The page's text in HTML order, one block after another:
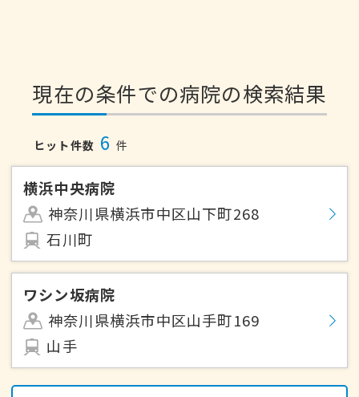
現在の条件での病院の検索結果
ヒット件数 6 件
横浜中央病院
神奈川県横浜市中区山下町268
石川町
ワシン坂病院
神奈川県横浜市中区山手町169
山手